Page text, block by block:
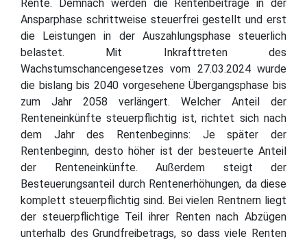
Rente. Demnach werden die Rentenbeiträge in der
Ansparphase schrittweise steuerfrei gestellt und erst
die Leistungen in der Auszahlungsphase steuerlich
belastet. Mit Inkrafttreten des
Wachstumschancengesetzes vom 27.03.2024 wurde
die bislang bis 2040 vorgesehene Übergangsphase bis
zum Jahr 2058 verlängert. Welcher Anteil der
Renteneinkünfte steuerpflichtig ist, richtet sich nach
dem Jahr des Rentenbeginns: Je später der
Rentenbeginn, desto höher ist der besteuerte Anteil
der Renteneinkünfte. Außerdem steigt der
Besteuerungsanteil durch Rentenerhöhungen, da diese
komplett steuerpflichtig sind. Bei vielen Rentnern liegt
der steuerpflichtige Teil ihrer Renten nach Abzügen
unterhalb des Grundfreibetrags, so dass viele Renten